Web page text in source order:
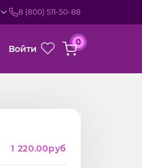
8 (800) 511-50-88
Войти
0
1 220.00руб